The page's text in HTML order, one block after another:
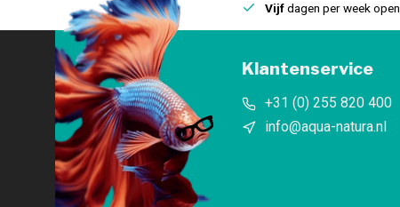
Eenfysieke winkelin IJmuiden Vijfdagen per week open.
Klantenservice
+31 (0) 255 820 400
info@aqua-natura.nl